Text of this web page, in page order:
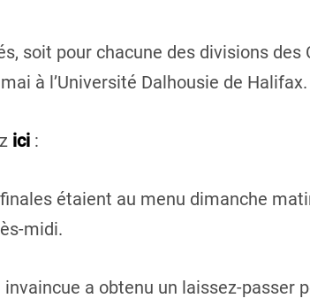
soit pour chacune des divisions des
à l’Université Dalhousie de Halifax.
ici :
étaient au menu dimanche
midi.
a obtenu un laissez-passer